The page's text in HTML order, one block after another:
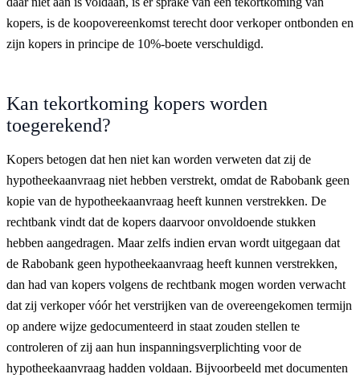
kopers, is de koopovereenkomst terecht door verkoper ontbonden en
zijn kopers in principe de 10%-boete verschuldigd.
Kan tekortkoming kopers worden
toegerekend?
Kopers betogen dat hen niet kan worden verweten dat zij de
hypotheekaanvraag niet hebben verstrekt, omdat de Rabobank geen
kopie van de hypotheekaanvraag heeft kunnen verstrekken. De
rechtbank vindt dat de kopers daarvoor onvoldoende stukken
hebben aangedragen. Maar zelfs indien ervan wordt uitgegaan dat
de Rabobank geen hypotheekaanvraag heeft kunnen verstrekken,
dan had van kopers volgens de rechtbank mogen worden verwacht
dat zij verkoper vóór het verstrijken van de overeengekomen termijn
op andere wijze gedocumenteerd in staat zouden stellen te
controleren of zij aan hun inspanningsverplichting voor de
hypotheekaanvraag hadden voldaan. Bijvoorbeeld met documenten